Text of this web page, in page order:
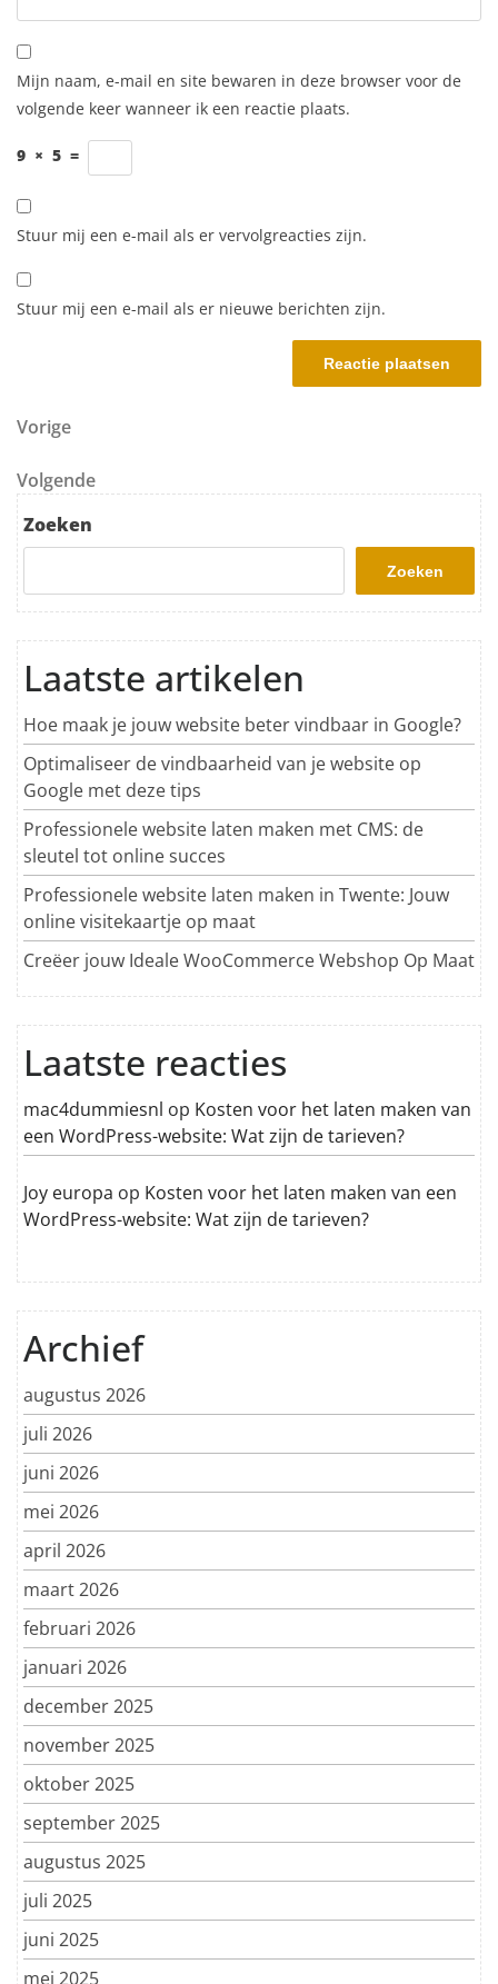
Mijn naam, e-mail en site bewaren in deze browser voor de
volgende keer wanneer ik een reactie plaats.
9 × 5 =
Stuur mij een e-mail als er vervolgreacties zijn.
Stuur mij een e-mail als er nieuwe berichten zijn.
Berichtnavigatie
Vorig bericht
Vorige
Volgend bericht
Volgende
Zoeken
Zoeken
Laatste artikelen
Hoe maak je jouw website beter vindbaar in Google?
Optimaliseer de vindbaarheid van je website op
Google met deze tips
Professionele website laten maken met CMS: de
sleutel tot online succes
Professionele website laten maken in Twente: Jouw
online visitekaartje op maat
Creëer jouw Ideale WooCommerce Webshop Op Maat
Laatste reacties
mac4dummiesnl op Kosten voor het laten maken van
een WordPress-website: Wat zijn de tarieven?
Joy europa op Kosten voor het laten maken van een
WordPress-website: Wat zijn de tarieven?
Archief
augustus 2026
juli 2026
juni 2026
mei 2026
april 2026
maart 2026
februari 2026
januari 2026
december 2025
november 2025
oktober 2025
september 2025
augustus 2025
juli 2025
juni 2025
mei 2025